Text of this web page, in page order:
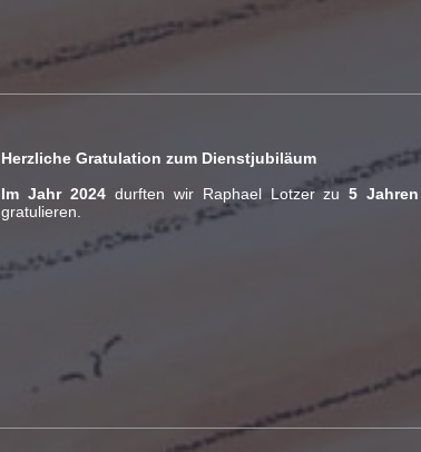
Herzliche Gratulation zum Dienstjubiläum
Im Jahr 2024durften wir Raphael Lotzer zu5 Jahren
gratulieren.